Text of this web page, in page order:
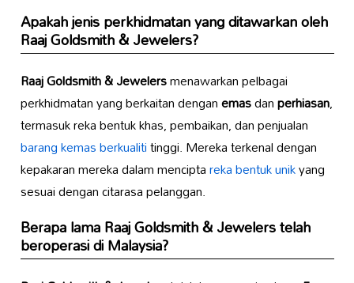
Apakah jenis perkhidmatan yang ditawarkan oleh
Raaj Goldsmith & Jewelers?
Raaj Goldsmith & Jewelersmenawarkan pelbagai
perkhidmatan yang berkaitan denganemasdanperhiasan,
termasuk reka bentuk khas, pembaikan, dan penjualan
barang kemas berkualititinggi. Mereka terkenal dengan
kepakaran mereka dalam menciptareka bentuk unikyang
sesuai dengan citarasa pelanggan.
Berapa lamaRaaj Goldsmith & Jewelerstelah
beroperasi di Malaysia?